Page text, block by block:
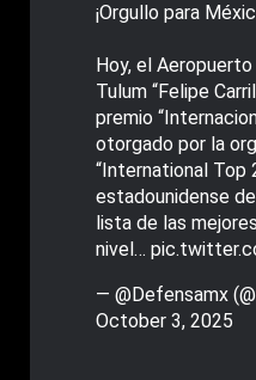
¡Orgullo para
Hoy, el
Tulum “Felipe
premio
otorgado por la
“International Top
estadounidense
lista de las
nivel…
— @Defensamx
October 3, 2025